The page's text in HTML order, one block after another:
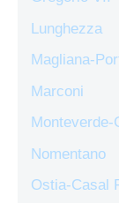
Lunghezza
Magliana-
Marconi
Monteverde-
Nomentano
Ostia-Casal